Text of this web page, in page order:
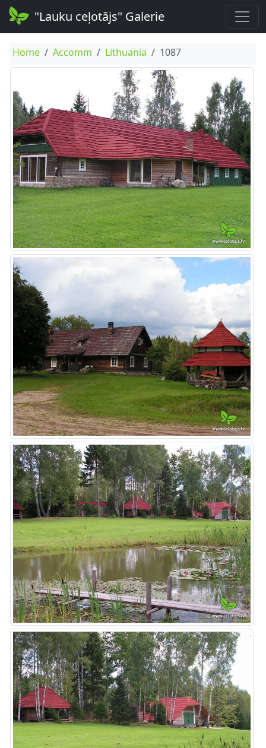
"Lauku ceļotājs" Galerie
Home Accomm Lithuania 1087